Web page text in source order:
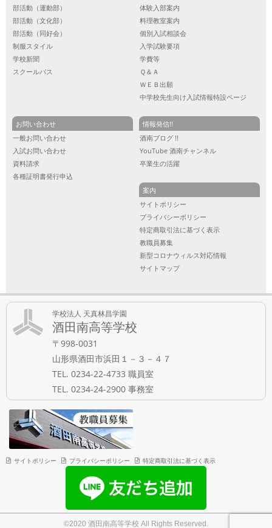
部活動（運動部）
部活動（文化部）
部活動（同好会）
制服スタイル
学校新聞
スクールバス
体験入部案内
料理教室案内
個別入試相談会
入学試験要項
学費等
Ｑ＆Ａ
ＷＥＢ出願
中学校先生向け入試情報特設ページ
お問い合わせ
一般お問い合わせ
入試お問い合わせ
資料請求
各種証明書発行申込
情報発信!!
酒南ブログ !!
YouTube 酒南チャンネル
卒業生の活躍
案内
サイトポリシー
プライバシーポリシー
特定商取引法に基づく表示
教職員募集
新型コロナウィルス対応情報
サイトマップ
学校法人 天真林昌学園
酒田南高等学校
〒998-0031
山形県酒田市浜田１－３－４７
TEL. 0234-22-4733 職員室
TEL. 0234-24-2900 事務室
サイトポリシー プライバシーポリシー 特定商取引法に基づく表示
©2020 酒田南高等学校 All Rights Reserved.